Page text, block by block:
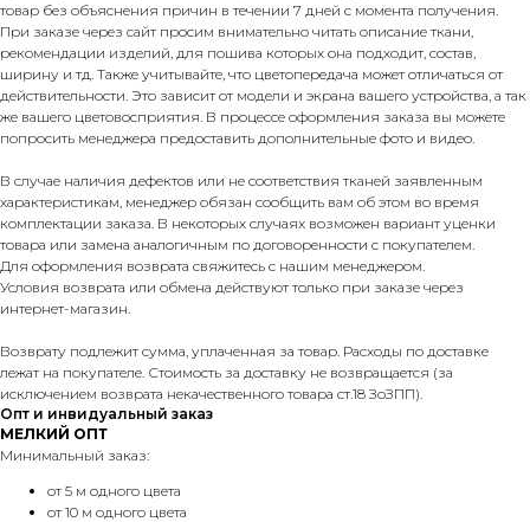
товар без объяснения причин в течении 7 дней с момента получения.
При заказе через сайт просим внимательно читать описание ткани,
рекомендации изделий, для пошива которых она подходит, состав,
ширину и тд. Также учитывайте, что цветопередача может отличаться от
действительности. Это зависит от модели и экрана вашего устройства, а так
же вашего цветовосприятия. В процессе оформления заказа вы можете
попросить менеджера предоставить дополнительные фото и видео.
В случае наличия дефектов или не соответствия тканей заявленным
характеристикам, менеджер обязан сообщить вам об этом во время
комплектации заказа. В некоторых случаях возможен вариант уценки
товара или замена аналогичным по договоренности с покупателем.
Для оформления возврата свяжитесь с нашим менеджером.
Условия возврата или обмена действуют только при заказе через
интернет-магазин.
Возврату подлежит сумма, уплаченная за товар. Расходы по доставке
лежат на покупателе. Стоимость за доставку не возвращается (за
исключением возврата некачественного товара ст.18 ЗоЗПП).
Опт и инвидуальный заказ
МЕЛКИЙ ОПТ
Минимальный заказ:
от 5 м одного цвета
от 10 м одного цвета